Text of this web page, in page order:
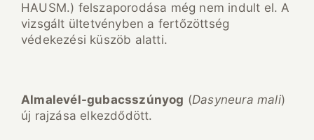
HAUSM.) felszaporodása még nem indult el. A
vizsgált ültetvényben a fertőzöttség
védekezési küszöb alatti.
Almalevél-gubacsszúnyog (Dasyneura mali)
új rajzása elkezdődött.